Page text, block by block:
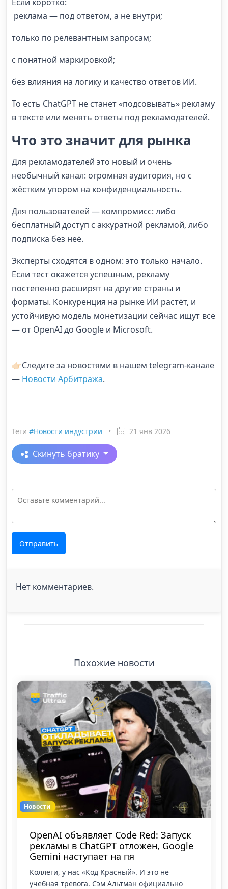
реклама — под ответом, а не внутри;
только по релевантным запросам;
с понятной маркировкой;
без влияния на логику и качество ответов ИИ.
То есть ChatGPT не станет «подсовывать» рекламу
в тексте или менять ответы под рекламодателей.
Что это значит для рынка
Для рекламодателей это новый и очень
необычный канал: огромная аудитория, но с
жёстким упором на конфиденциальность.
Для пользователей — компромисс: либо
бесплатный доступ с аккуратной рекламой, либо
подписка без неё.
Эксперты сходятся в одном: это только начало.
Если тест окажется успешным, рекламу
постепенно расширят на другие страны и
форматы. Конкуренция на рынке ИИ растёт, и
устойчивую модель монетизации сейчас ищут все
— от OpenAI до Google и Microsoft.
👉🏻Следите за новостями в нашем telegram-канале
— Новости Арбитража.
Теги #Новости индустрии • 21 янв 2026
Скинуть братику
Отправить
Нет комментариев.
Похожие новости
Новости
OpenAI прокачала ChatGPT Ads:
автоставки под конверсии и гео-
исключения
Компания OpenAI развернула масштабный
апдейт рекламного кабинета ChatGPT Ads. ИИ-